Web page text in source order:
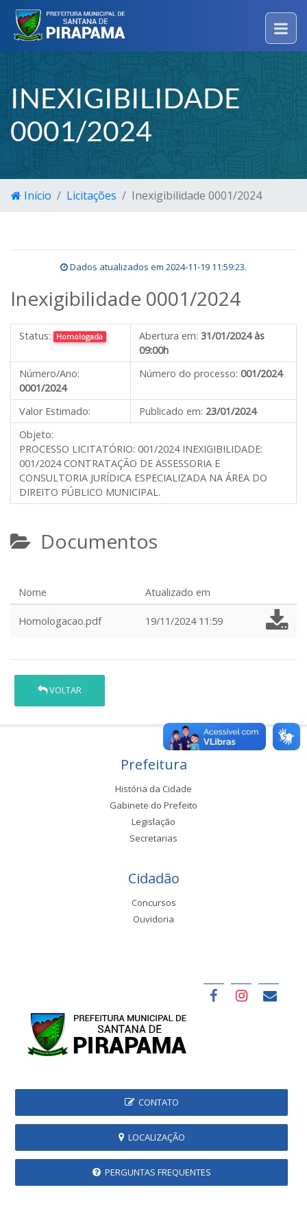
INEXIGIBILIDADE
0001/2024
Início Licitações Inexigibilidade 0001/2024
Dados atualizados em 2024-11-19 11:59:23.
Inexigibilidade 0001/2024
Status: Homologada Abertura em: 31/01/2024 às
09:00h
Número/Ano:
0001/2024
Número do processo: 001/2024
Valor Estimado: Publicado em: 23/01/2024
Objeto:
PROCESSO LICITATÓRIO: 001/2024 INEXIGIBILIDADE:
001/2024 CONTRATAÇÃO DE ASSESSORIA E
CONSULTORIA JURÍDICA ESPECIALIZADA NA ÁREA DO
DIREITO PÚBLICO MUNICIPAL.
Documentos
Nome Atualizado em
Homologacao.pdf 19/11/2024 11:59
VOLTAR
Prefeitura
História da Cidade
Gabinete do Prefeito
Legislação
Secretarias
Cidadão
Concursos
Ouvidoria
CONTATO
LOCALIZAÇÃO
PERGUNTAS FREQUENTES